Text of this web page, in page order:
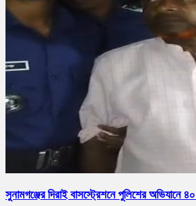
সুনামগঞ্জের দিরাই বাসস্ট্রেশনে পুলিশের